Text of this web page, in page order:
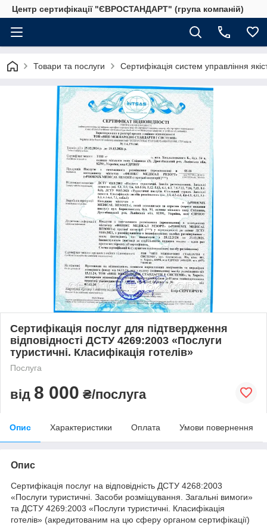
Центр сертифікації "ЄВРОСТАНДАРТ" (група компаній)
Товари та послуги Сертифікація систем управління
Сертифікація послуг для підтвердження
відповідності ДСТУ 4269:2003 «Послуги
туристичні. Класифікація готелів»
Послуга
від 8 000 ₴/послуга
Опис Характеристики Оплата Умови повернення
Опис
Сертифікація послуг на відповідність ДСТУ 4268:2003
«Послуги туристичні. Засоби розміщування. Загальні вимоги»
та ДСТУ 4269:2003 «Послуги туристичні. Класифікація
готелів» (акредитованим на цю сферу органом сертифікації)